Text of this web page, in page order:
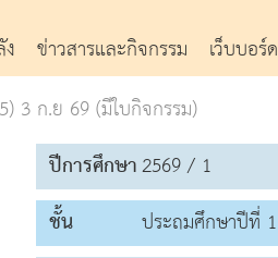
ข่าวสารและกิจกรรม เว็บบอร์ด
3 ก.ย 69 (มีใบกิจกรรม)
ปีการศึกษา2569 / 1
ชั้น
ประถมศึกษาปีที่ 1